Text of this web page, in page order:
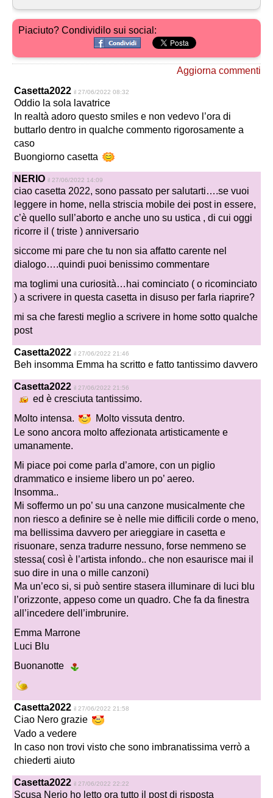
Piaciuto? Condividilo sui social:
Aggiorna commenti
Casetta2022 il 27/06/2022 08:32
Oddio la sola lavatrice
In realtà adoro questo smiles e non vedevo l’ora di
buttarlo dentro in qualche commento rigorosamente a
caso
Buongiorno casetta
NERIO il 27/06/2022 14:09
ciao casetta 2022, sono passato per salutarti….se vuoi
leggere in home, nella striscia mobile dei post in essere,
c’è quello sull’aborto e anche uno su ustica , di cui oggi
ricorre il ( triste ) anniversario
siccome mi pare che tu non sia affatto carente nel
dialogo….quindi puoi benissimo commentare
ma toglimi una curiosità…hai cominciato ( o ricominciato
) a scrivere in questa casetta in disuso per farla riaprire?
mi sa che faresti meglio a scrivere in home sotto qualche
post
Casetta2022 il 27/06/2022 21:46
Beh insomma Emma ha scritto e fatto tantissimo davvero
Casetta2022 il 27/06/2022 21:56
ed è cresciuta tantissimo.
Molto intensa.
Molto vissuta dentro.
Le sono ancora molto affezionata artisticamente e
umanamente.
Mi piace poi come parla d’amore, con un piglio
drammatico e insieme libero un po’ aereo.
Insomma..
Mi soffermo un po’ su una canzone musicalmente che
non riesco a definire se è nelle mie difficili corde o meno,
ma bellissima davvero per arieggiare in casetta e
risuonare, senza tradurre nessuno, forse nemmeno se
stessa( così è l’artista infondo.. che non esaurisce mai il
suo dire in una o mille canzoni)
Ma un’eco si, si può sentire stasera illuminare di luci blu
l’orizzonte, appeso come un quadro. Che fa da finestra
all’incedere dell’imbrunire.
Emma Marrone
Luci Blu
Buonanotte
Casetta2022 il 27/06/2022 21:58
Ciao Nero grazie
Vado a vedere
In caso non trovi visto che sono imbranatissima verrò a
chiederti aiuto
Casetta2022 il 27/06/2022 22:22
Scusa Nerio ho letto ora tutto il post di risposta